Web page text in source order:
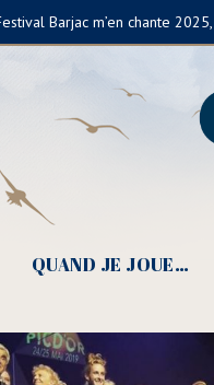
Barjac m’en chante
QUAND JE JOUE…